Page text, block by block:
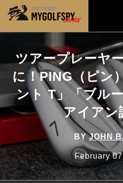
ツアープレーヤ
に！PING（ピン
ント T」「ブル
アイアン
BYJOHN
February
MOST WANTED テストランキン
NEW RELEASES 新製品情報
HOW TO ゴルフ上達・実践テク
LAB テスト・データ検証
Golf News ゴルフニュース
REVIEWS 製品レビュー
DRIVERS ドライバー
※メーカー名やクラブ名など、検索した
力してください。